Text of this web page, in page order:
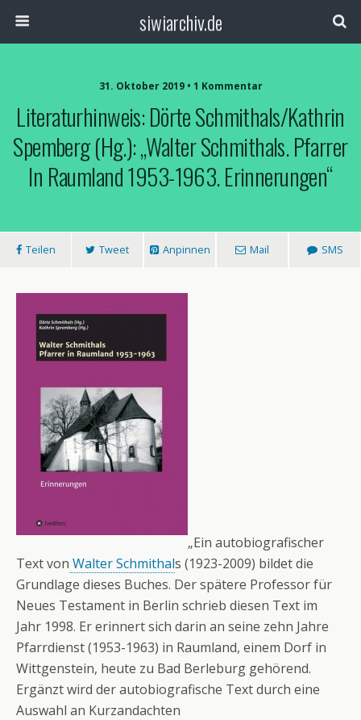
siwiarchiv.de
31. Oktober 2019 • 1 Kommentar
Literaturhinweis: Dörte Schmithals/Kathrin
Spemberg (Hg.): „Walter Schmithals. Pfarrer
In Raumland 1953-1963. Erinnerungen“
Teilen Tweet Anpinnen Mail SMS
„Ein autobiografischer
Text von Walter Schmithals (1923-2009) bildet die
Grundlage dieses Buches. Der spätere Professor für
Neues Testament in Berlin schrieb diesen Text im
Jahr 1998. Er erinnert sich darin an seine zehn Jahre
Pfarrdienst (1953-1963) in Raumland, einem Dorf in
Wittgenstein, heute zu Bad Berleburg gehörend.
Ergänzt wird der autobiografische Text durch eine
Auswahl an Kurzandachten